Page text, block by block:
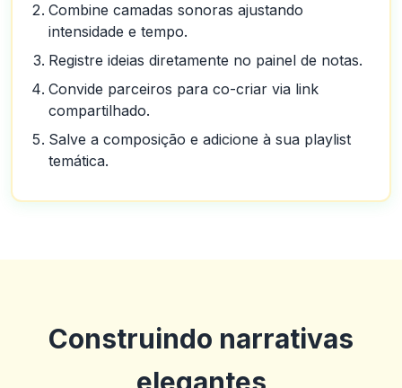
Combine camadas sonoras ajustando
intensidade e tempo.
Registre ideias diretamente no painel de notas.
Convide parceiros para co-criar via link
compartilhado.
Salve a composição e adicione à sua playlist
temática.
Construindo narrativas